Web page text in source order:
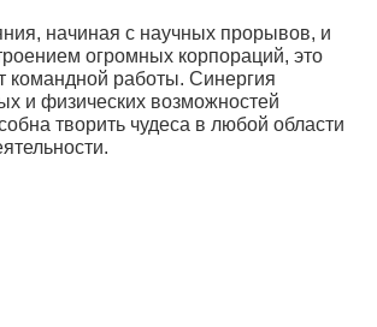
начиная с научных прорывов, и
огромных корпораций, это
командной работы. Синергия
и физических возможностей
творить чудеса в любой области